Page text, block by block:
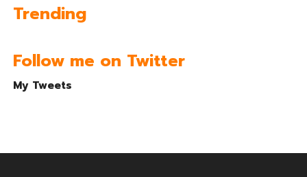
Trending
Follow me on Twitter
My Tweets